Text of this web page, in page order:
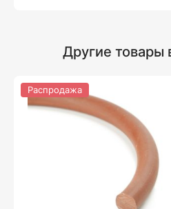
Другие товары
Распродажа